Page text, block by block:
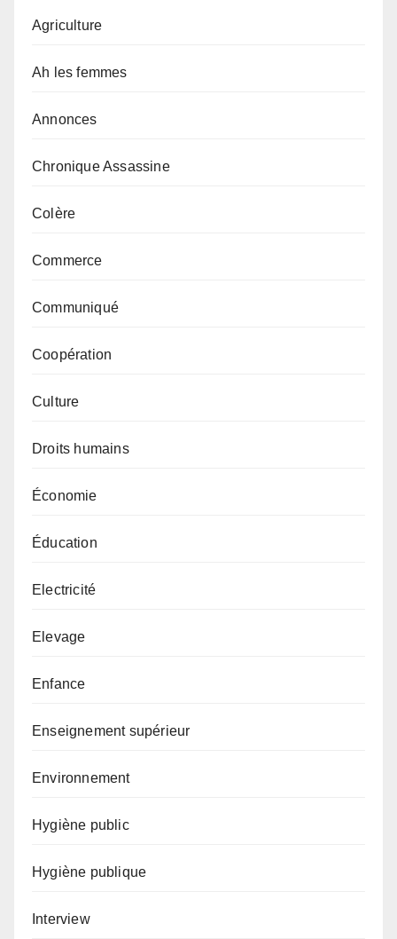
Agriculture
Ah les femmes
Annonces
Chronique Assassine
Colère
Commerce
Communiqué
Coopération
Culture
Droits humains
Économie
Éducation
Electricité
Elevage
Enfance
Enseignement supérieur
Environnement
Hygiène public
Hygiène publique
Interview